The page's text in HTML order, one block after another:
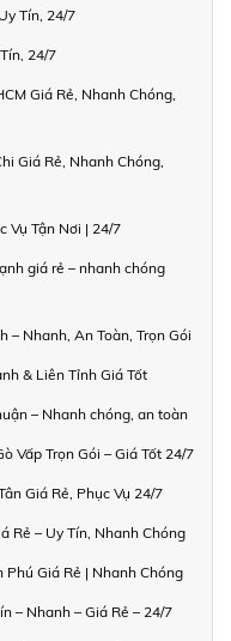
Tín, 24/7
24/7
Giá Rẻ, Nhanh Chóng,
Giá Rẻ, Nhanh Chóng,
Vụ Tận Nơi | 24/7
giá rẻ – nhanh chóng
– Nhanh, An Toàn, Trọn Gói
& Liên Tỉnh Giá Tốt
– Nhanh chóng, an toàn
Vấp Trọn Gói – Giá Tốt 24/7
Giá Rẻ, Phục Vụ 24/7
Rẻ – Uy Tín, Nhanh Chóng
Phú Giá Rẻ | Nhanh Chóng
– Nhanh – Giá Rẻ – 24/7